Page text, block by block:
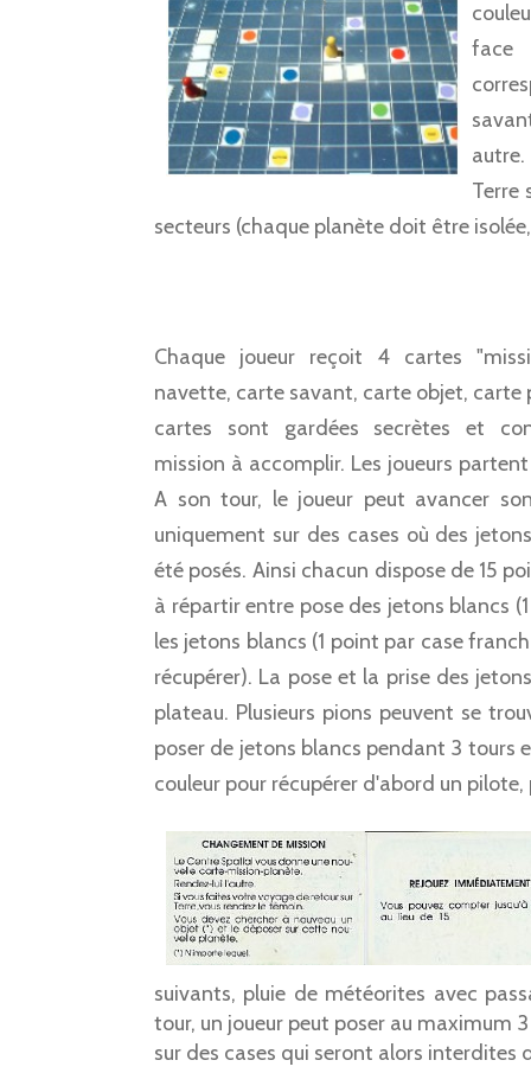
face
Terre
secteurs (chaque planète doit être
Chaque joueur reçoit 4 cartes
navette, carte savant, carte objet, carte
cartes sont gardées secrètes et
mission à accomplir. Les joueurs
A son tour, le joueur peut avancer
uniquement sur des cases où des
été posés. Ainsi chacun dispose de 15
à répartir entre pose des jetons blancs
les jetons blancs (1 point par case
récupérer). La pose et la prise des
plateau. Plusieurs pions peuvent se
poser de jetons blancs pendant 3 tours
couleur pour récupérer d'abord un
suivants, pluie de météorites avec
tour, un joueur peut poser au maximum
sur des cases qui seront alors interdites